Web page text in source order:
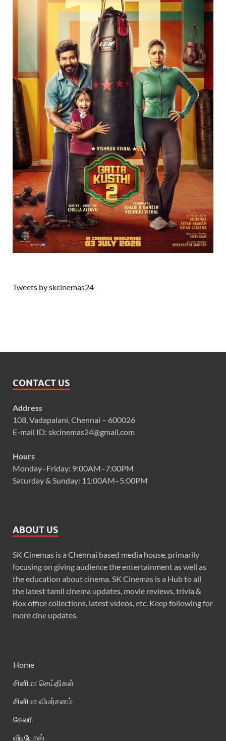
Tweets by skcinemas24
CONTACT US
Address
108, Vadapalani, Chennai – 600026
E-mail ID: skcinemas24@gmail.com
Hours
Monday–Friday: 9:00AM–7:00PM
Saturday & Sunday: 11:00AM–5:00PM
ABOUT US
SK Cinemas is a Chennai based media house, primarily
focusing on giving audience the entertainment as well as
the education about cinema. SK Cinemas is a Hub to all
the latest tamil cinema updates, movie reviews, trivia &
Box office collections, latest videos, etc. Keep following for
more cine updates.
Home
சினிமா செய்திகள்
சினிமா விமர்சனம்
கேலரி
வீடியோஸ்